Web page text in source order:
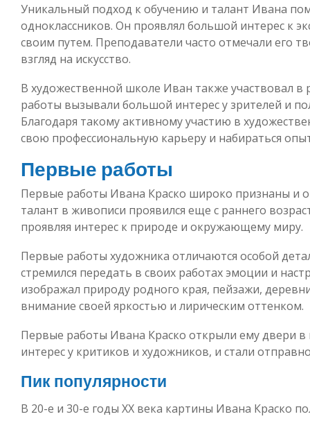
Уникальный подход к обучению и талант Ивана
одноклассников. Он проявлял большой интерес к
своим путем. Преподаватели часто отмечали его
взгляд на искусство.
В художественной школе Иван также участвовал в
работы вызывали большой интерес у зрителей и
Благодаря такому активному участию в
свою профессиональную карьеру и набираться
Первые работы
Первые работы Ивана Краско широко признаны и
талант в живописи проявился еще с раннего
проявляя интерес к природе и окружающему миру.
Первые работы художника отличаются особой
стремился передать в своих работах эмоции и
изображал природу родного края, пейзажи,
внимание своей яркостью и лирическим оттенком.
Первые работы Ивана Краско открыли ему двери
интерес у критиков и художников, и стали
Пик популярности
В 20-е и 30-е годы XX века картины Ивана Краско